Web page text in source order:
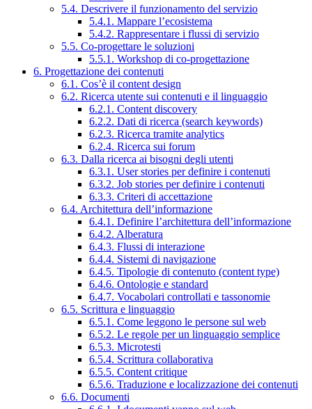
5.4. Descrivere il funzionamento del servizio
5.4.1. Mappare l’ecosistema
5.4.2. Rappresentare i flussi di servizio
5.5. Co-progettare le soluzioni
5.5.1. Workshop di co-progettazione
6. Progettazione dei contenuti
6.1. Cos’è il content design
6.2. Ricerca utente sui contenuti e il linguaggio
6.2.1. Content discovery
6.2.2. Dati di ricerca (search keywords)
6.2.3. Ricerca tramite analytics
6.2.4. Ricerca sui forum
6.3. Dalla ricerca ai bisogni degli utenti
6.3.1. User stories per definire i contenuti
6.3.2. Job stories per definire i contenuti
6.3.3. Criteri di accettazione
6.4. Architettura dell’informazione
6.4.1. Definire l’architettura dell’informazione
6.4.2. Alberatura
6.4.3. Flussi di interazione
6.4.4. Sistemi di navigazione
6.4.5. Tipologie di contenuto (content type)
6.4.6. Ontologie e standard
6.4.7. Vocabolari controllati e tassonomie
6.5. Scrittura e linguaggio
6.5.1. Come leggono le persone sul web
6.5.2. Le regole per un linguaggio semplice
6.5.3. Microtesti
6.5.4. Scrittura collaborativa
6.5.5. Content critique
6.5.6. Traduzione e localizzazione dei contenuti
6.6. Documenti